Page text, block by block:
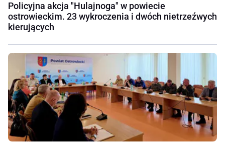
Policyjna akcja "Hulajnoga" w powiecie
ostrowieckim. 23 wykroczenia i dwóch nietrzeźwych
kierujących